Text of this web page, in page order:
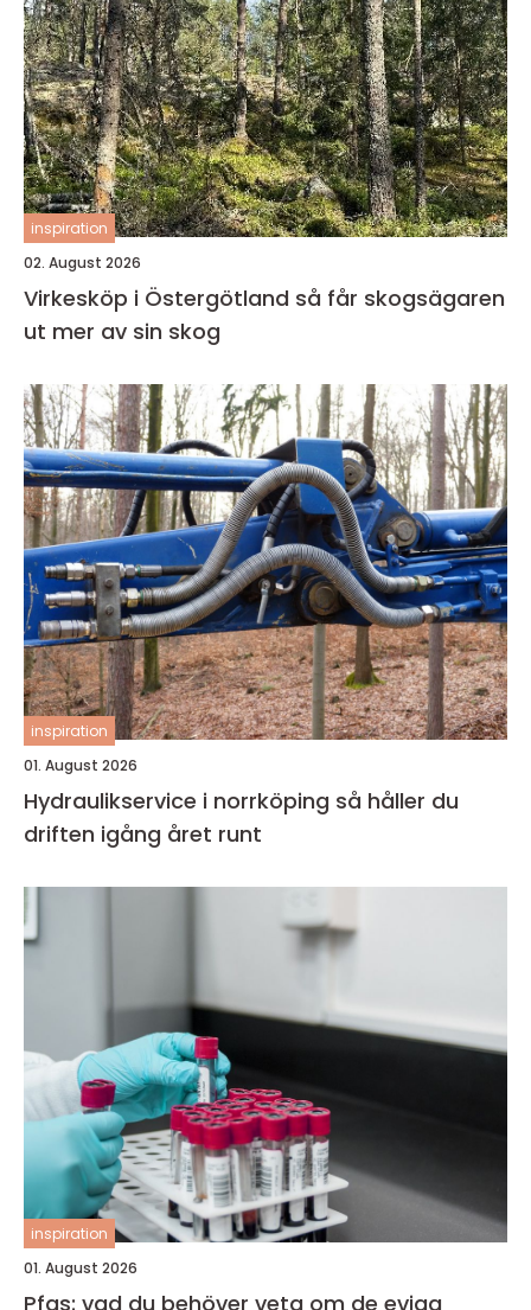
inspiration
02. August 2026
Virkesköp i Östergötland så får skogsägaren
ut mer av sin skog
inspiration
01. August 2026
Hydraulikservice i norrköping så håller du
driften igång året runt
inspiration
01. August 2026
Pfas: vad du behöver veta om de eviga